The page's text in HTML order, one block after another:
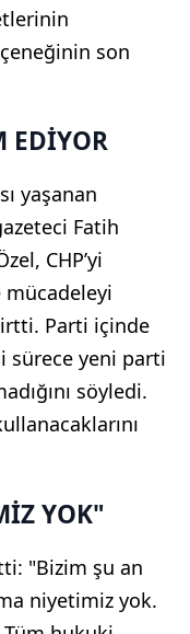
son
EDİYOR
yaşanan
Fatih
CHP’yi
mücadeleyi
Parti içinde
sürece yeni parti
söyledi.
YOK"
"Bizim şu an
niyetimiz yok.